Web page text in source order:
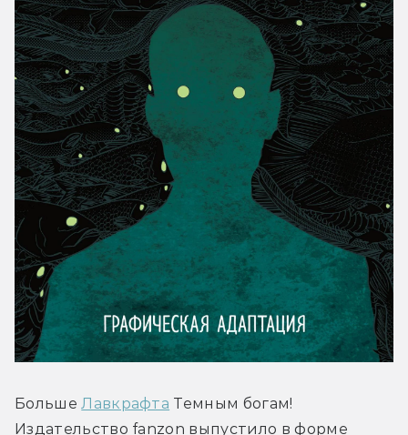
Больше Лавкрафта Темным богам!
Издательство fanzon выпустило в форме